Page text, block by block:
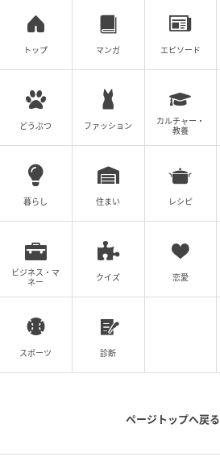
トップ マンガ エピソード
どうぶつ ファッション
カルチャー・
教養
暮らし 住まい レシピ
ビジネス・マ
ネー
クイズ 恋愛
スポーツ 診断
ページトップへ戻る